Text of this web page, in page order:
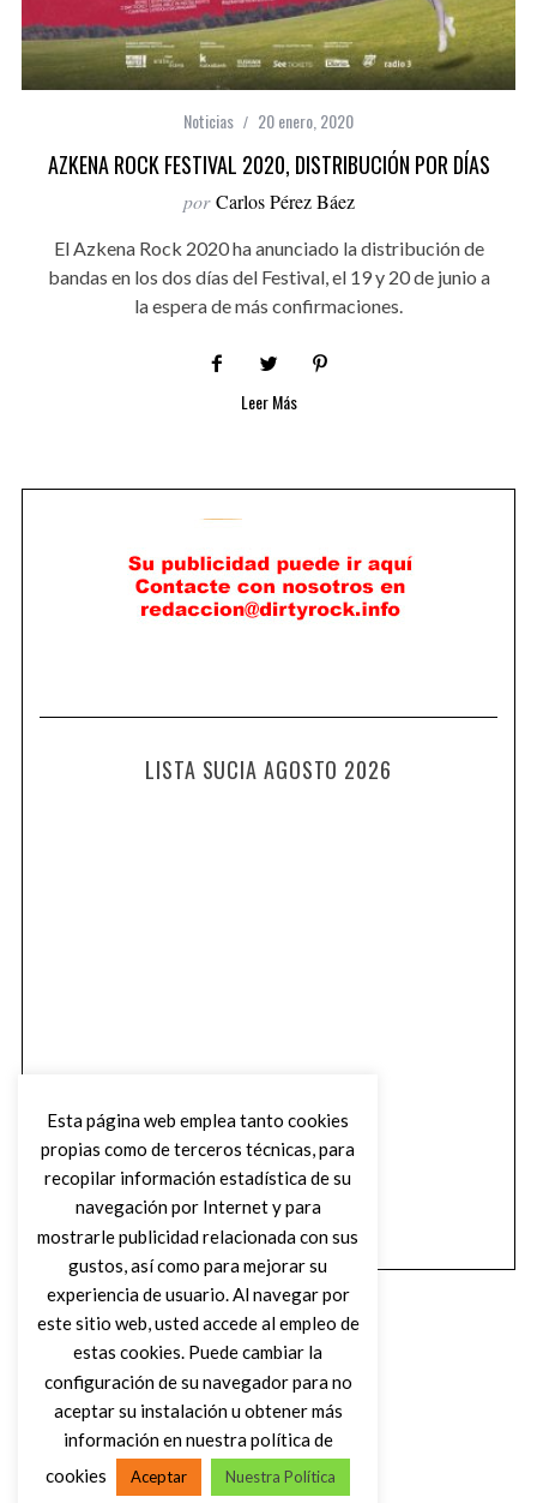
Noticias 20 enero, 2020
AZKENA ROCK FESTIVAL 2020, DISTRIBUCIÓN POR DÍAS
por Carlos Pérez Báez
El Azkena Rock 2020 ha anunciado la distribución de
bandas en los dos días del Festival, el 19 y 20 de junio a
la espera de más confirmaciones.
Leer Más
LISTA SUCIA AGOSTO 2026
VOLVER AL INICIO
Esta página web emplea tanto cookies
propias como de terceros técnicas, para
recopilar información estadística de su
navegación por Internet y para
mostrarle publicidad relacionada con sus
gustos, así como para mejorar su
experiencia de usuario. Al navegar por
este sitio web, usted accede al empleo de
estas cookies. Puede cambiar la
configuración de su navegador para no
aceptar su instalación u obtener más
información en nuestra política de
cookies
Aceptar Nuestra Política